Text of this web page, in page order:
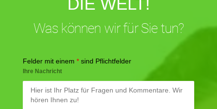
Was können wir für Sie tun?
Felder mit einem * sind Pflichtfelder
Ihre Nachricht